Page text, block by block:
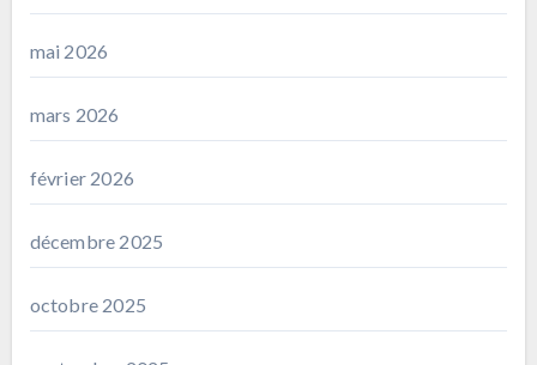
mai 2026
mars 2026
février 2026
décembre 2025
octobre 2025